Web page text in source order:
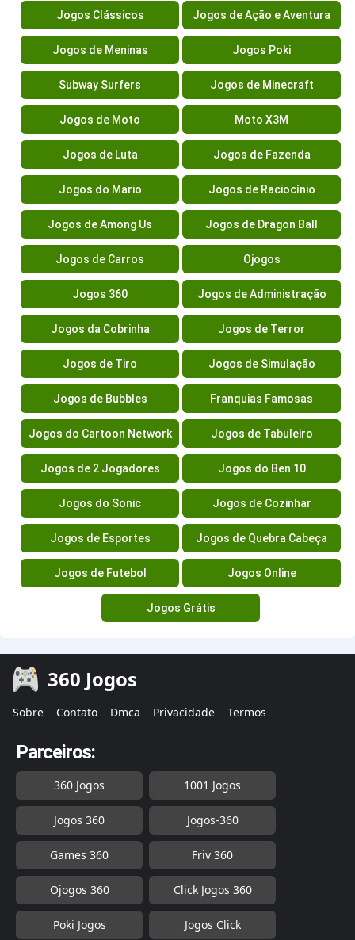
Jogos Clássicos Jogos de Ação e Aventura
Jogos de Meninas Jogos Poki
Subway Surfers Jogos de Minecraft
Jogos de Moto Moto X3M
Jogos de Luta Jogos de Fazenda
Jogos do Mario Jogos de Raciocínio
Jogos de Among Us Jogos de Dragon Ball
Jogos de Carros Ojogos
Jogos 360 Jogos de Administração
Jogos da Cobrinha Jogos de Terror
Jogos de Tiro Jogos de Simulação
Jogos de Bubbles Franquias Famosas
Jogos do Cartoon Network Jogos de Tabuleiro
Jogos de 2 Jogadores Jogos do Ben 10
Jogos do Sonic Jogos de Cozinhar
Jogos de Esportes Jogos de Quebra Cabeça
Jogos de Futebol Jogos Online
Jogos Grátis
360 Jogos
Sobre Contato Dmca Privacidade Termos
Parceiros:
360 Jogos 1001 Jogos
Jogos 360 Jogos-360
Games 360 Friv 360
Ojogos 360 Click Jogos 360
Poki Jogos Jogos Click